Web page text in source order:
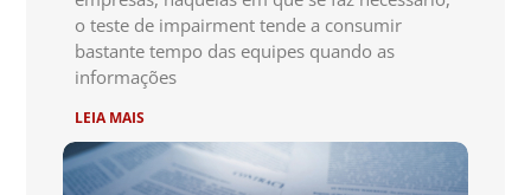
o teste de impairment tende a consumir
bastante tempo das equipes quando as
informações
LEIA MAIS